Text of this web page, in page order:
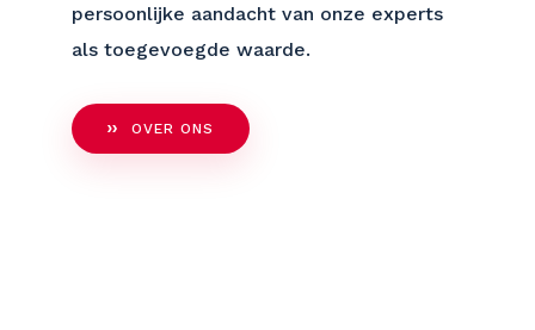
persoonlijke aandacht van onze experts
als toegevoegde waarde.
OVER ONS